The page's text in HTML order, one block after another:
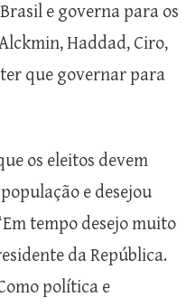
e governa para os
Haddad, Ciro,
que governar para
os eleitos devem
e desejou
tempo desejo muito
da República.
política e